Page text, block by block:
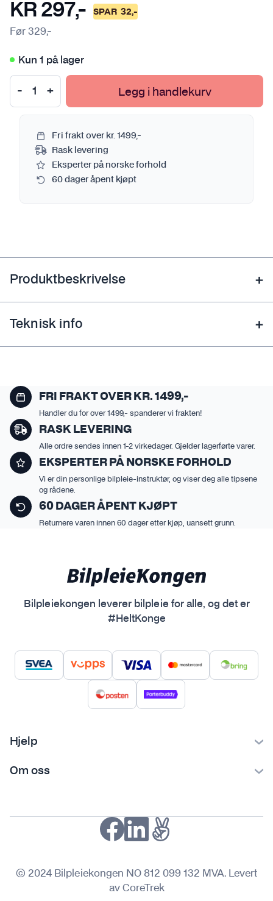
KR 297,- SPAR 32,-
Før329,-
Kun 1 på lager
Legg i handlekurv
Fri frakt over kr. 1499,-
Rask levering
Eksperter på norske forhold
60 dager åpent kjøpt
Produktbeskrivelse
Teknisk info
FRI FRAKT OVER KR. 1499,-
Handler du for over 1499,- spanderer vi frakten!
RASK LEVERING
Alle ordre sendes innen 1-2 virkedager. Gjelder lagerførte varer.
EKSPERTER PÅ NORSKE FORHOLD
Vi er din personlige bilpleie-instruktør, og viser deg alle tipsene
og rådene.
60 DAGER ÅPENT KJØPT
Returnere varen innen 60 dager etter kjøp, uansett grunn.
Bilpleiekongen leverer bilpleie for alle, og det er
#HeltKonge
Hjelp
Ofte stilte spørsmål
Om oss
Personvern
© 2024 Bilpleiekongen NO 812 099 132 MVA. Levert
av CoreTrek